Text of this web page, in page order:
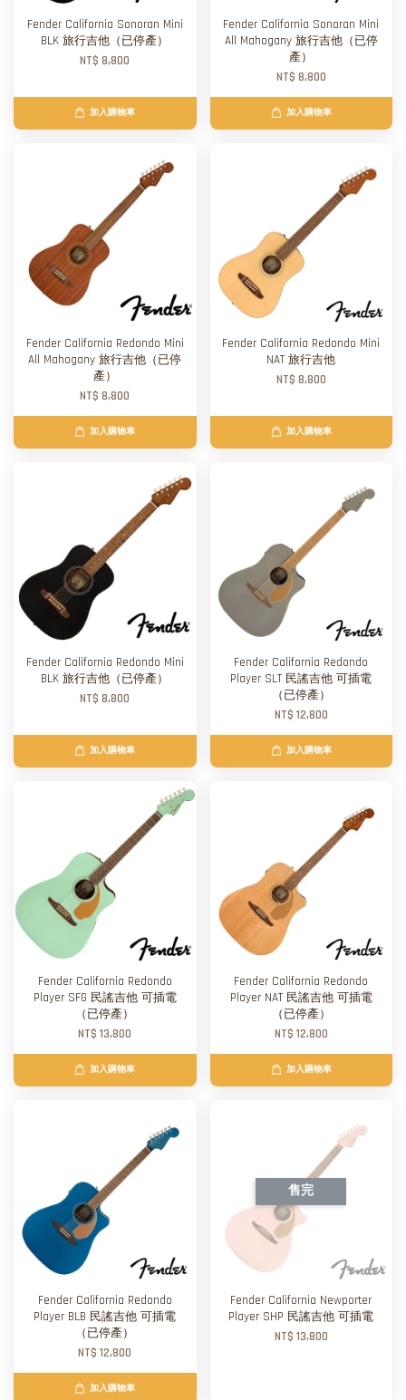
Fender California Sonoran Mini
BLK 旅行吉他（已停產）
NT$ 8,800
加入購物車
Fender California Sonoran Mini
All Mahogany 旅行吉他（已停
產）
NT$ 8,800
加入購物車
Fender California Redondo Mini
All Mahogany 旅行吉他（已停
產）
NT$ 8,800
加入購物車
Fender California Redondo Mini
NAT 旅行吉他
NT$ 8,800
加入購物車
Fender California Redondo Mini
BLK 旅行吉他（已停產）
NT$ 8,800
加入購物車
Fender California Redondo
Player SLT 民謠吉他 可插電
（已停產）
NT$ 12,800
加入購物車
Fender California Redondo
Player SFG 民謠吉他 可插電
（已停產）
NT$ 13,800
加入購物車
Fender California Redondo
Player NAT 民謠吉他 可插電
（已停產）
NT$ 12,800
加入購物車
Fender California Redondo
Player BLB 民謠吉他 可插電
（已停產）
NT$ 12,800
加入購物車
售完
Fender California Newporter
Player SHP 民謠吉他 可插電
NT$ 13,800